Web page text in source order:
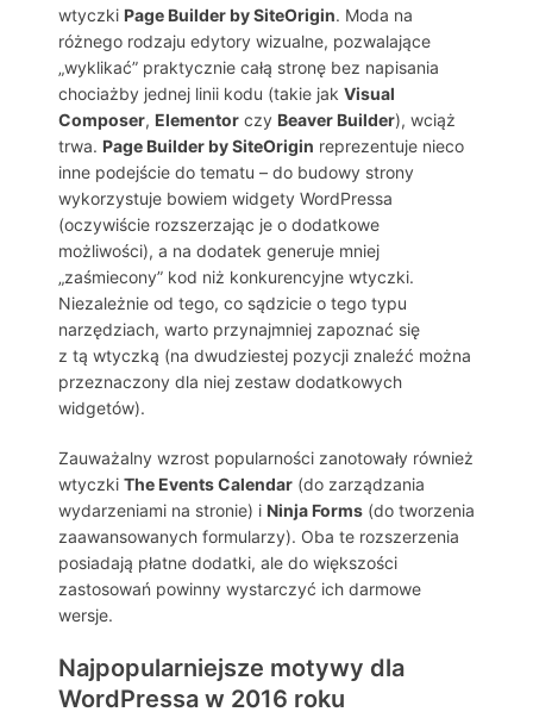
wtyczki Page Builder by SiteOrigin. Moda na
różnego rodzaju edytory wizualne, pozwalające
„wyklikać” praktycznie całą stronę bez napisania
chociażby jednej linii kodu (takie jak Visual
Composer, Elementor czy Beaver Builder), wciąż
trwa. Page Builder by SiteOrigin reprezentuje nieco
inne podejście do tematu – do budowy strony
wykorzystuje bowiem widgety WordPressa
(oczywiście rozszerzając je o dodatkowe
możliwości), a na dodatek generuje mniej
„zaśmiecony” kod niż konkurencyjne wtyczki.
Niezależnie od tego, co sądzicie o tego typu
narzędziach, warto przynajmniej zapoznać się
z tą wtyczką (na dwudziestej pozycji znaleźć można
przeznaczony dla niej zestaw dodatkowych
widgetów).
Zauważalny wzrost popularności zanotowały również
wtyczki The Events Calendar (do zarządzania
wydarzeniami na stronie) i Ninja Forms (do tworzenia
zaawansowanych formularzy). Oba te rozszerzenia
posiadają płatne dodatki, ale do większości
zastosowań powinny wystarczyć ich darmowe
wersje.
Najpopularniejsze motywy dla
WordPressa w 2016 roku